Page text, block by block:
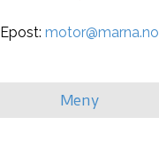
Epost: motor@marna.no
Meny